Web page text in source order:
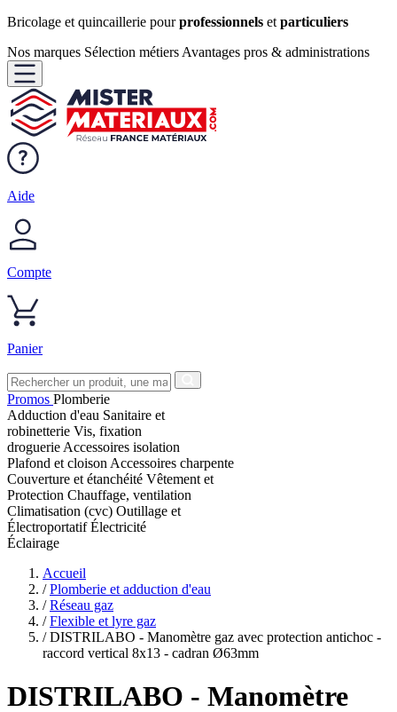
Bricolage et quincaillerie pourprofessionnels et particuliers
Nos marques Sélection métiers Avantages pros & administrations
Aide
Compte
Panier
Promos Plomberie
Adduction d'eau Sanitaire et
robinetterie Vis, fixation
droguerie Accessoires isolation
Plafond et cloison Accessoires charpente
Couverture et étanchéité Vêtement et
Protection Chauffage, ventilation
Climatisation (cvc) Outillage et
ÉlectroportatifÉlectricité
Éclairage
Accueil
/ Plomberie et adduction d'eau
/ Réseau gaz
/ Flexible et lyre gaz
/ DISTRILABO - Manomètre gaz avec protection antichoc -
raccord vertical 8x13 - cadran Ø63mm
DISTRILABO - Manomètre